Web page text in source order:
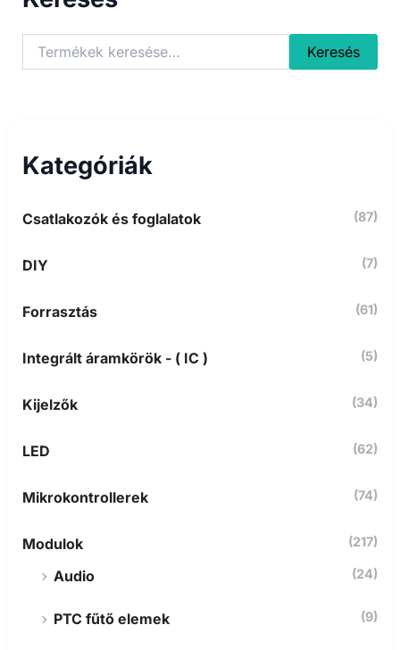
a
v
k
z
e
Keresés
Kategóriák
Csatlakozók és foglalatok (87)
DIY (7)
Forrasztás (61)
Integrált áramkörök - ( IC ) (5)
Kijelzők (34)
LED (62)
Mikrokontrollerek (74)
Modulok (217)
Audio (24)
PTC fűtő elemek (9)